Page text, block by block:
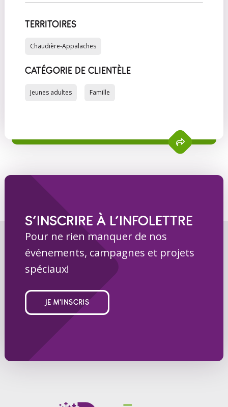
TERRITOIRES
Chaudière-Appalaches
CATÉGORIE DE CLIENTÈLE
Jeunes adultes Famille
S’INSCRIRE À L’INFOLETTRE
Pour ne rien manquer de nos
événements, campagnes et projets
spéciaux!
JE M'INSCRIS